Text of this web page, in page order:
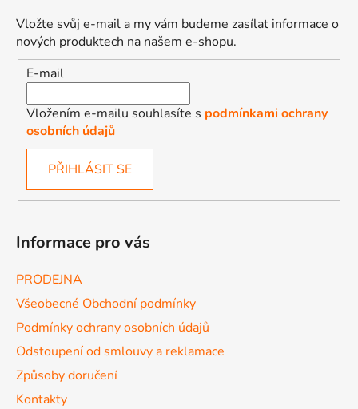
Vložte svůj e-mail a my vám budeme zasílat informace o
nových produktech na našem e-shopu.
E-mail
Vložením e-mailu souhlasíte s podmínkami ochrany
osobních údajů
PŘIHLÁSIT SE
Informace pro vás
PRODEJNA
Všeobecné Obchodní podmínky
Podmínky ochrany osobních údajů
Odstoupení od smlouvy a reklamace
Způsoby doručení
Kontakty